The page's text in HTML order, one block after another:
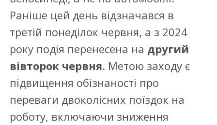
Раніше цей день відзначався в
третій понеділок червня, а з 2024
року подія перенесена на другий
вівторок червня. Метою заходу є
підвищення обізнаності про
переваги двоколісних поїздок на
роботу, включаючи зниження